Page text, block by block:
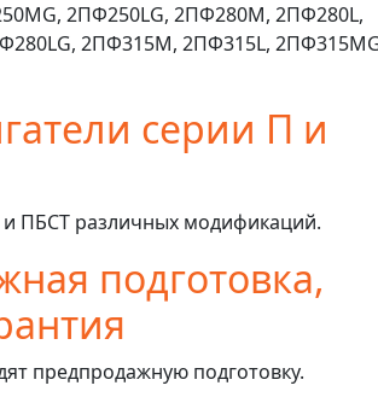
2ПФ250LG, 2ПФ280M, 2ПФ280L,
2ПФ315M, 2ПФ315L,
серии П и
и ПБСТ различных модификаций.
подготовка,
предпродажную подготовку.